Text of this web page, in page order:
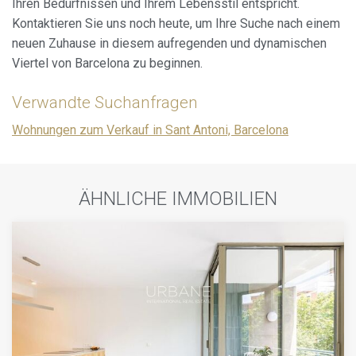
Ihren Bedürfnissen und Ihrem Lebensstil entspricht.
Kontaktieren Sie uns noch heute, um Ihre Suche nach einem
neuen Zuhause in diesem aufregenden und dynamischen
Viertel von Barcelona zu beginnen.
Verwandte Suchanfragen
Wohnungen zum Verkauf in Sant Antoni, Barcelona
ÄHNLICHE IMMOBILIEN